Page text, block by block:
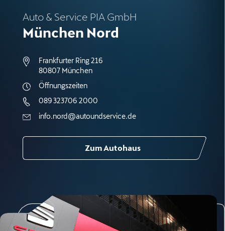
Auto & Service PIA GmbH
München Nord
Frankfurter Ring 216
80807 München
Öffnungszeiten
089 323706 2000
info.nord@autoundservice.de
Zum Autohaus